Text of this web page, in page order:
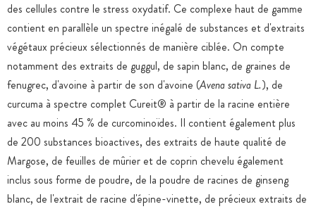
des cellules contre le stress oxydatif. Ce complexe haut de gamme
contient en parallèle un spectre inégalé de substances et d'extraits
végétaux précieux sélectionnés de manière ciblée. On compte
notamment des extraits de guggul, de sapin blanc, de graines de
fenugrec, d'avoine à partir de son d'avoine (Avena sativa L.), de
curcuma à spectre complet Cureit® à partir de la racine entière
avec au moins 45 % de curcominoïdes. Il contient également plus
de 200 substances bioactives, des extraits de haute qualité de
Margose, de feuilles de mûrier et de coprin chevelu également
inclus sous forme de poudre, de la poudre de racines de ginseng
blanc, de l'extrait de racine d'épine-vinette, de précieux extraits de